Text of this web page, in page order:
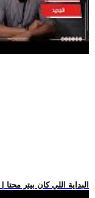
.. فيلم Spider-Man: Brand New Day | البداية اللي كان بيتر محتا